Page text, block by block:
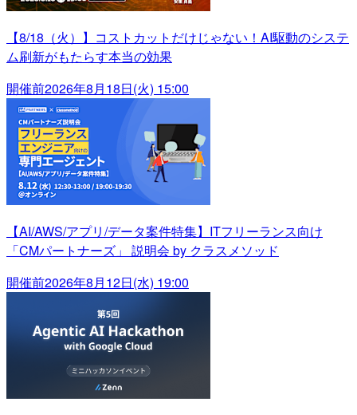
【8/18（火）】コストカットだけじゃない！AI駆動のシステ
ム刷新がもたらす本当の効果
開催前2026年8月18日(火) 15:00
【AI/AWS/アプリ/データ案件特集】ITフリーランス向け
「CMパートナーズ」 説明会 by クラスメソッド
開催前2026年8月12日(水) 19:00